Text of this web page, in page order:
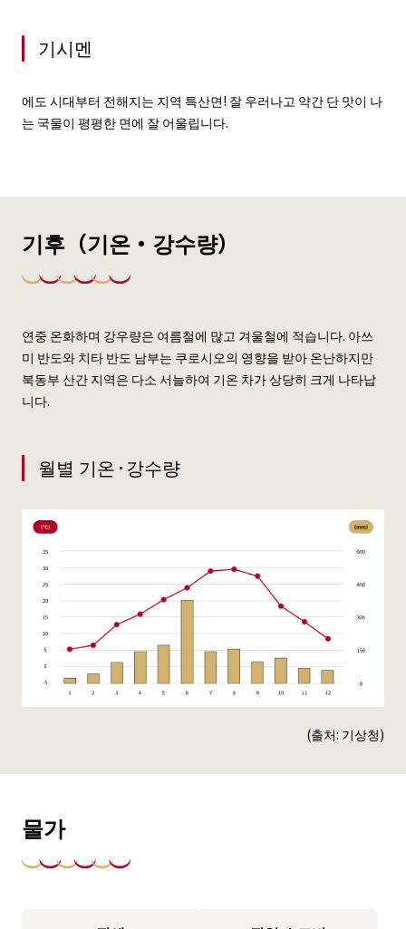
기시멘
에도 시대부터 전해지는 지역 특산면! 잘 우러나고 약간 단 맛이 나
는 국물이 평평한 면에 잘 어울립니다.
기후（기온・강수량）
연중 온화하며 강우량은 여름철에 많고 겨울철에 적습니다. 아쓰
미 반도와 치타 반도 남부는 쿠로시오의 영향을 받아 온난하지만
북동부 산간 지역은 다소 서늘하여 기온 차가 상당히 크게 나타납
니다.
월별 기온·강수량
(출처: 기상청)
물가